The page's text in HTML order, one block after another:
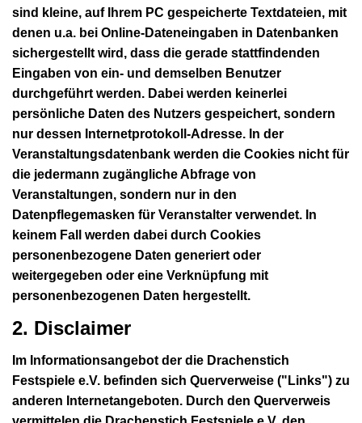
sind kleine, auf Ihrem PC gespeicherte Textdateien, mit
denen u.a. bei Online-Dateneingaben in Datenbanken
sichergestellt wird, dass die gerade stattfindenden
Eingaben von ein- und demselben Benutzer
durchgeführt werden. Dabei werden keinerlei
persönliche Daten des Nutzers gespeichert, sondern
nur dessen Internetprotokoll-Adresse. In der
Veranstaltungsdatenbank werden die Cookies nicht für
die jedermann zugängliche Abfrage von
Veranstaltungen, sondern nur in den
Datenpflegemasken für Veranstalter verwendet. In
keinem Fall werden dabei durch Cookies
personenbezogene Daten generiert oder
weitergegeben oder eine Verknüpfung mit
personenbezogenen Daten hergestellt.
2. Disclaimer
Im Informationsangebot der die Drachenstich
Festspiele e.V. befinden sich Querverweise ("Links") zu
anderen Internetangeboten. Durch den Querverweis